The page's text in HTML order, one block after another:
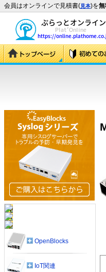
会員はオンラインで見積書(見本)を
OpenBlocks
IoT関連